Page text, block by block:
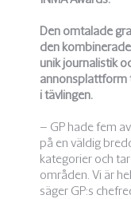
Den omtalade
den
unik journalistik
annonsplattform
i tävlingen.
– GP hade fem
på en väldig
kategorier och
områden. Vi är
säger GP:s